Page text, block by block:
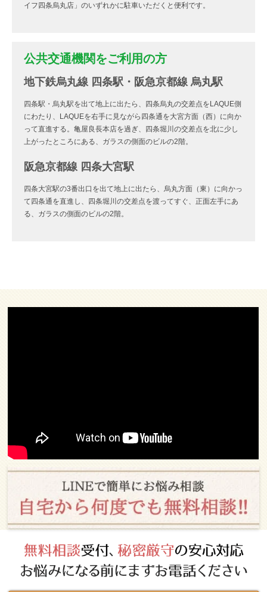
イフ四条烏丸店」のいずれかに駐車いただくと便利です。
公共交通機関をご利用の方
地下鉄烏丸線 四条駅・阪急京都線 烏丸駅
四条駅・烏丸駅を出て地上に出たら、四条烏丸の交差点をLAQUE側
にわたり、LAQUEを右手に見ながら四条通を大宮方面（西）に向か
って直進する。亀屋良長本店を過ぎ、四条堀川の交差点を北に少し
上がったところにある、ガラスの側面のビルの2階。
阪急京都線 四条大宮駅
四条大宮駅の3番出口を出て地上に出たら、烏丸方面（東）に向かっ
て四条通を直進し、四条堀川の交差点を渡ってすぐ、正面左手にあ
る、ガラスの側面のビルの2階。